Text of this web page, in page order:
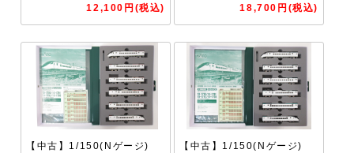
12,100円(税込)
18,700円(税込)
【中古】1/150(Nゲージ)
【中古】1/150(Nゲージ)